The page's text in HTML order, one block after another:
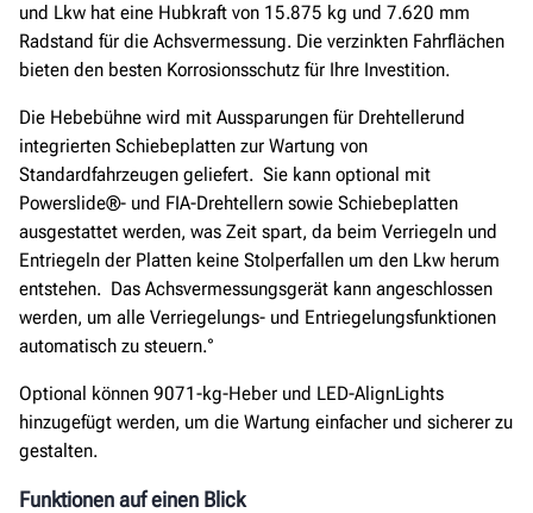
und Lkw hat eine Hubkraft von 15.875 kg und 7.620 mm
Radstand für die Achsvermessung. Die verzinkten Fahrflächen
bieten den besten Korrosionsschutz für Ihre Investition.
Die Hebebühne wird mit Aussparungen für Drehtellerund
integrierten Schiebeplatten zur Wartung von
Standardfahrzeugen geliefert. Sie kann optional mit
Powerslide®- und FIA-Drehtellern sowie Schiebeplatten
ausgestattet werden, was Zeit spart, da beim Verriegeln und
Entriegeln der Platten keine Stolperfallen um den Lkw herum
entstehen. Das Achsvermessungsgerät kann angeschlossen
werden, um alle Verriegelungs- und Entriegelungsfunktionen
automatisch zu steuern.°
Optional können 9071-kg-Heber und LED-AlignLights
hinzugefügt werden, um die Wartung einfacher und sicherer zu
gestalten.
Funktionen auf einen Blick